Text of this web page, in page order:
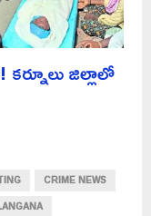
జిల్లాలో
CRIME NEWS